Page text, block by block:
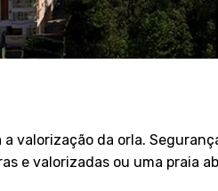
valorização da orla.
e valorizadas ou uma praia